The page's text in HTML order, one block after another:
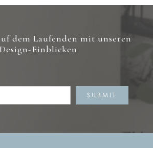
dem Laufenden mit unseren
Design-Einblicken